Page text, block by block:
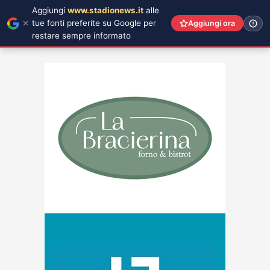
Aggiungi www.stadionews.it alle
tue fonti preferite su Google per
restare sempre informato
Aggiungi ora